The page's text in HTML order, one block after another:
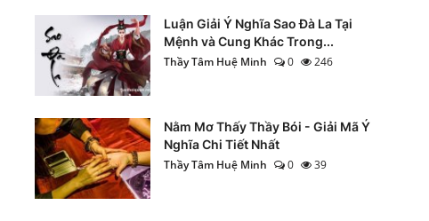
Luận Giải Ý Nghĩa Sao Đà La Tại
Mệnh và Cung Khác Trong...
Thầy Tâm Huệ Minh
0 246
Nằm Mơ Thấy Thầy Bói - Giải Mã Ý
Nghĩa Chi Tiết Nhất
Thầy Tâm Huệ Minh
0 39